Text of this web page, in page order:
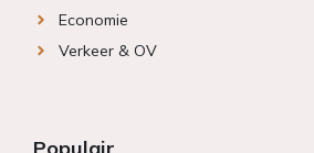
Economie
Verkeer & OV
Populair